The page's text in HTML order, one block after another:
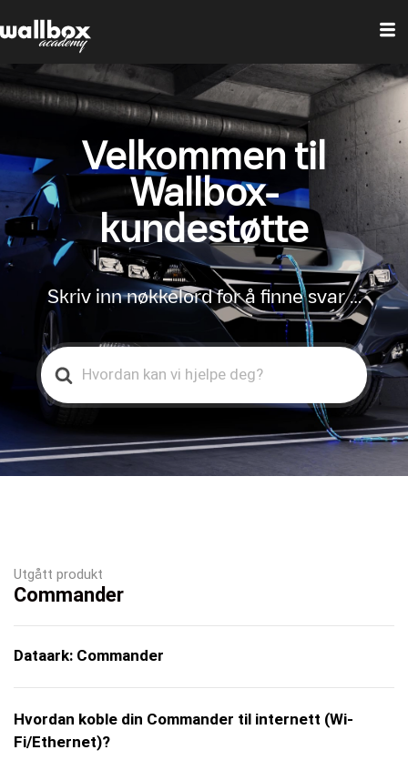
Velkommen til
Wallbox-
kundestøtte
Skriv inn nøkkelord for å finne svar …
Search
For
Commander
Utgått produkt
Dataark: Commander
Hvordan koble din Commander til internett (Wi-
Fi/Ethernet)?